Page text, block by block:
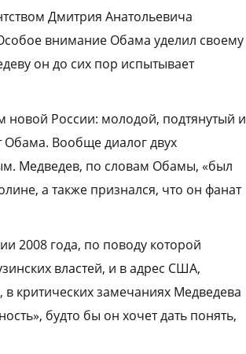
Дмитрия Анатольевича
внимание Обама уделил своему
он до сих пор испытывает
новой России: молодой, подтянутый и
Вообще диалог двух
Медведев, по словам Обамы, «был
а также признался, что он фанат
2008 года, по поводу которой
властей, и в адрес США,
критических замечаниях Медведева
будто бы он хочет дать понять,